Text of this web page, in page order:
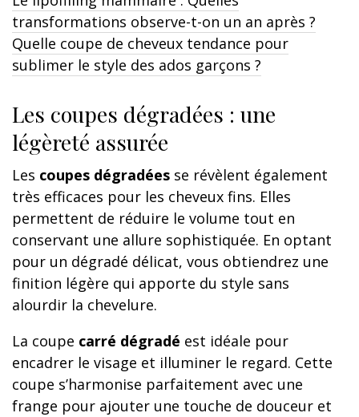
transformations observe-t-on un an après ?
Quelle coupe de cheveux tendance pour
sublimer le style des ados garçons ?
Les coupes dégradées : une
légèreté assurée
Les coupes dégradées se révèlent également
très efficaces pour les cheveux fins. Elles
permettent de réduire le volume tout en
conservant une allure sophistiquée. En optant
pour un dégradé délicat, vous obtiendrez une
finition légère qui apporte du style sans
alourdir la chevelure.
La coupe carré dégradé est idéale pour
encadrer le visage et illuminer le regard. Cette
coupe s’harmonise parfaitement avec une
frange pour ajouter une touche de douceur et